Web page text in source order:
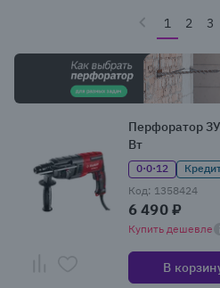
1 2 3
Перфоратор
Вт
0·0·12
Код: 1358424
6 490 ₽
Купить дешевле
В